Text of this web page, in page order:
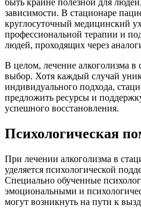
быть крайне полезной для
зависимости. В стационаре
круглосуточный медицинский
профессиональной терапии и
людей, проходящих через
В целом, лечение алкоголизма в
выбор. Хотя каждый случай
индивидуального подхода,
предложить ресурсы и
успешного восстановления.
Психологическая
При лечении алкоголизма в
уделяется психологической
Специально обученные
эмоциональными и
могут возникнуть на пути к